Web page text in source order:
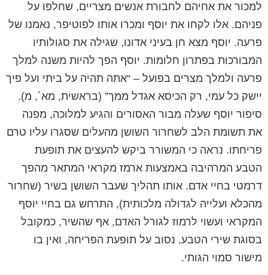
למכור את אחיהם לחבורת אנשים מצריים, שחלפו על
פניהם. אלו לקחו את יוסף ומכרו אותו לפוטיפר, נאמנו של
פרעה. יוסף מצא חן בעיני אדונו, שגילה את סגולותיו
המבורכות בפתרון חלומות. יוסף הפך להיות משנה למלך
פרעה ולמלך מצרים בפועל – “אתה תהיה על ביתי ועל פיך
יישק כל עמי, רק הכיסא אגדל ממך” (בראשית, מא´, מ).
סיפור יוסף שעלה מבור האסורים והגיע למלוכה, מפנה
את תשומת הלב לשחרור השושן מהעלים שסגרו עליו טרם
פריחתו. נראה כי המשורר ביקש להעצים את תופעת
הטבע המרהיבה באמצעות ארמז מקראי המתאר מהפך
דרמטי בחיי אדם. אותו תהליך שעבר השושן בשיר (שחרור
מהכלא ועלייה לגדולה מלכותית), התרחש גם בחיי יוסף
המקראי ועשוי לרמוז לגורל האדם, אף שהשיר, כמקובל
בסוגת שירי הטבע, נסוב על תופעת הפריחה, ואין בו
מישור סמוי הגותי.